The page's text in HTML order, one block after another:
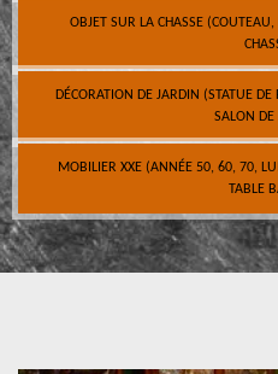
OBJET SUR LA CHASSE
DÉCORATION DE JARDIN (STATUE
SALON DE
MOBILIER XXE (ANNÉE 50, 60, 70,
TABLE